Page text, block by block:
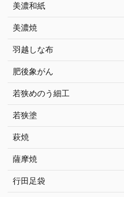
美濃和紙
美濃焼
羽越しな布
肥後象がん
若狭めのう細工
若狭塗
萩焼
薩摩焼
行田足袋